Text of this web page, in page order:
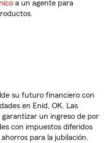
a un agente para
su futuro financiero con
en Enid, OK. Las
un ingreso de por
con impuestos diferidos
para la jubilación.